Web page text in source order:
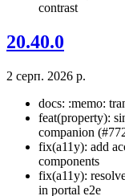
contrast
20.40.0
2 серп. 2026 р.
docs: :memo:
feat(property):
companion
fix(a11y): add
components
fix(a11y):
in portal e2e